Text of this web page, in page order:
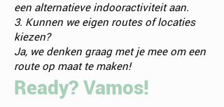
een alternatieve indooractiviteit aan.
3. Kunnen we eigen routes of locaties
kiezen?
Ja, we denken graag met je mee om een
route op maat te maken!
Ready? Vamos!